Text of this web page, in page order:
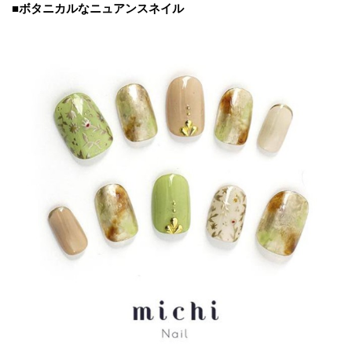
■ボタニカルなニュアンスネイル